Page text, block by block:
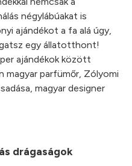
négylábúakat is
ajándékot a fa alá úgy,
egy állatotthont!
ajándékok között
magyar parfümőr, Zólyomi
magyar designer
drágaságok